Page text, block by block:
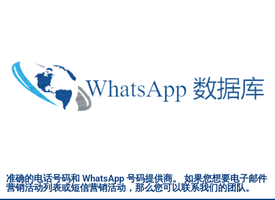
准确的电话号码和 WhatsApp 号码提供商。 如果您想要电子邮件
营销活动列表或短信营销活动，那么您可以联系我们的团队。